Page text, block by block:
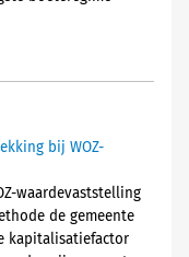
bij WOZ-
waardevaststelling
de gemeente
kapitalisatiefactor